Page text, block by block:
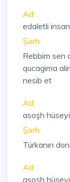
Ad:
edaletli
Şərh:
Rebbim sen
qucagima
nesib et
Ad:
asoşh
Şərh:
Türkanın
Ad:
asoşh